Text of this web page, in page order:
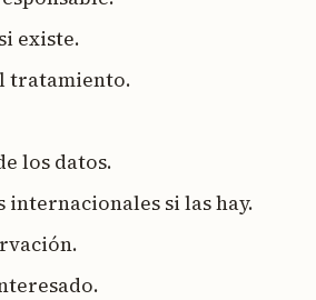
existe.
tratamiento.
los datos.
internacionales si las hay.